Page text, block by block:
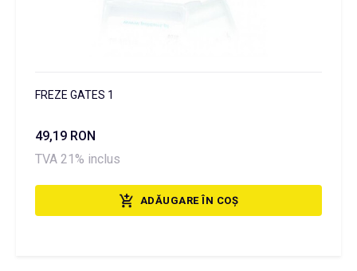
FREZE GATES 1
49,19 RON
TVA 21% inclus
ADĂUGARE ÎN COȘ